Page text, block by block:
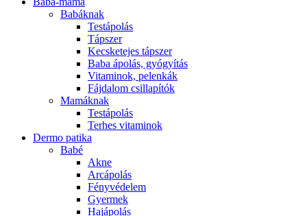
Babáknak
Testápolás
Tápszer
Kecsketejes tápszer
Baba ápolás, gyógyítás
Vitaminok, pelenkák
Fájdalom csillapítók
Mamáknak
Testápolás
Terhes vitaminok
Dermo patika
Babé
Akne
Arcápolás
Fényvédelem
Gyermek
Hajápolás